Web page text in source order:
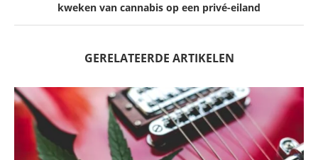
kweken van cannabis op een privé-eiland
GERELATEERDE ARTIKELEN